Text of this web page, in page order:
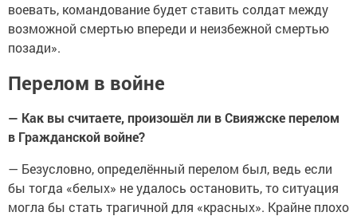
воевать, командование будет ставить солдат между
возможной смертью впереди и неизбежной смертью
позади».
Перелом в войне
— Как вы считаете, произошёл ли в Свияжске перелом
в Гражданской войне?
— Безусловно, определённый перелом был, ведь если
бы тогда «белых» не удалось остановить, то ситуация
могла бы стать трагичной для «красных». Крайне плохо